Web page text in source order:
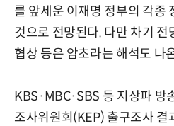
를 앞세운 이재명 정부의 각종
것으로 전망된다. 다만 차기
협상 등은 암초라는 해석도 나
KBS·MBC·SBS 등 지상파 방
조사위원회(KEP) 출구조사